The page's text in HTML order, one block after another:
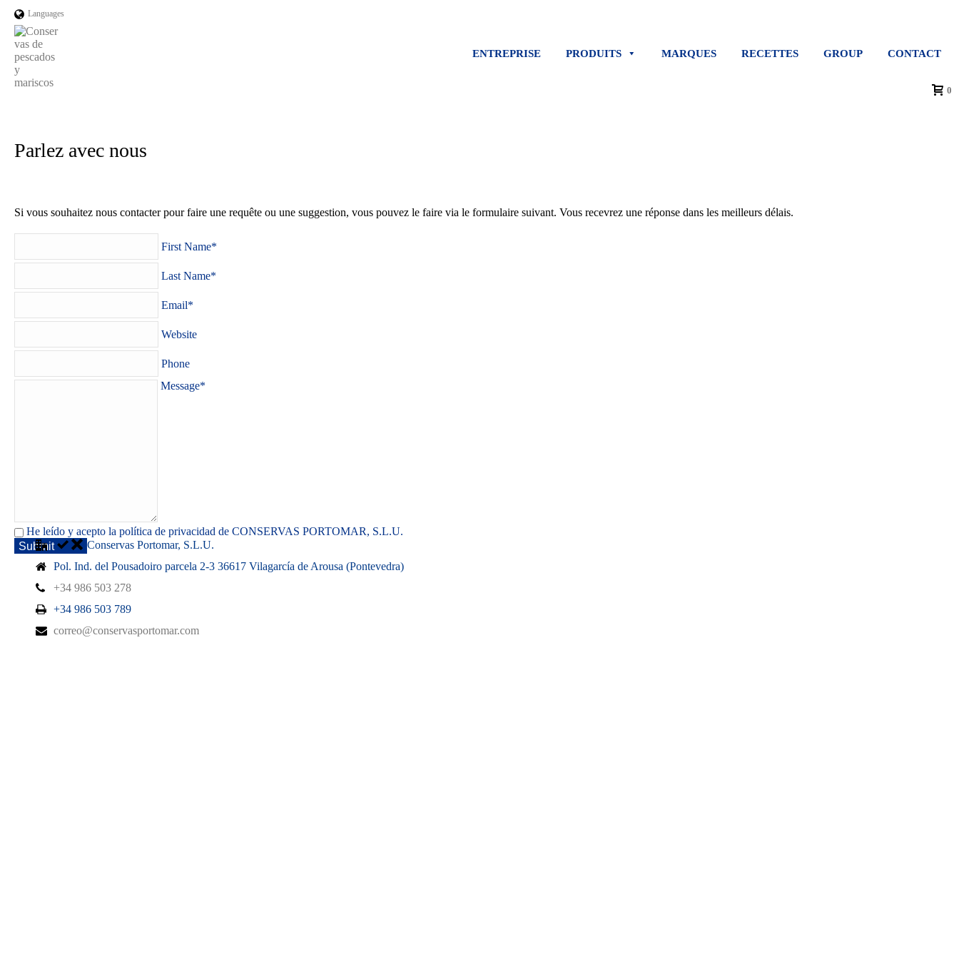
Languages
ENTREPRISE PRODUITS MARQUES RECETTES GROUP CONTACT
0
Parlez avec nous
Si vous souhaitez nous contacter pour faire une requête ou une suggestion, vous pouvez le faire via le formulaire suivant. Vous recevrez une réponse dans les meilleurs délais.
First Name*
Last Name*
Email*
Website
Phone
Message*
He leído y acepto la política de privacidad de CONSERVAS PORTOMAR, S.L.U.
Submit
Conservas Portomar, S.L.U.
Pol. Ind. del Pousadoiro parcela 2-3 36617 Vilagarcía de Arousa (Pontevedra)
+34 986 503 278
+34 986 503 789
correo@conservasportomar.com